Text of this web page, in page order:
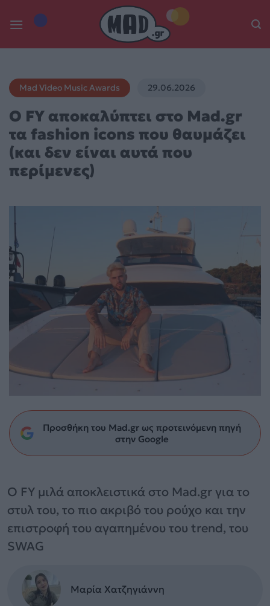
Mad Video Music Awards 29.06.2026
Ο FY αποκαλύπτει στο Mad.gr
τα fashion icons που θαυμάζει
(και δεν είναι αυτά που
περίμενες)
Προσθήκη του Mad.gr ως προτεινόμενη πηγή
στην Google
Ο FY μιλά αποκλειστικά στο Mad.gr για το
στυλ του, το πιο ακριβό του ρούχο και την
επιστροφή του αγαπημένου του trend, του
SWAG
Μαρία Χατζηγιάννη